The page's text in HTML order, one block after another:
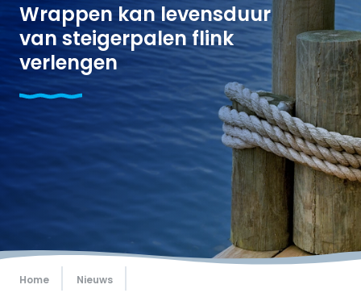
Wrappen kan levensduur
van steigerpalen flink
verlengen
Home
Nieuws